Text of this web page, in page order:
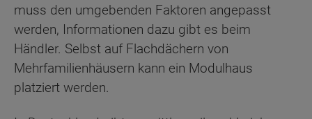
muss den umgebenden Faktoren angepasst
werden, Informationen dazu gibt es beim
Händler. Selbst auf Flachdächern von
Mehrfamilienhäusern kann ein Modulhaus
platziert werden.